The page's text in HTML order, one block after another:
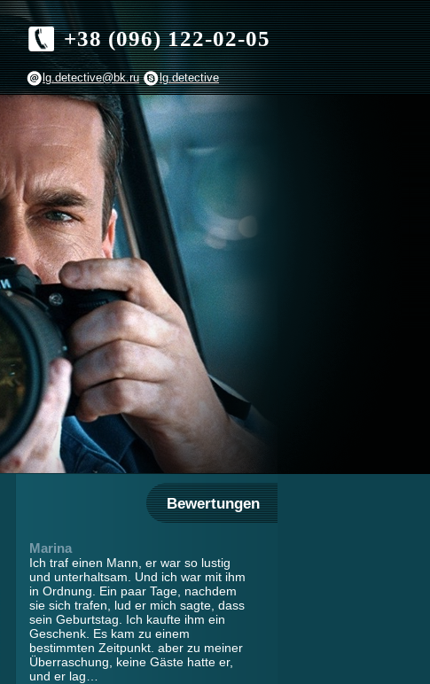
+38 (096) 122-02-05
lg.detective@bk.ru lg.detective
Bewertungen
Marina
Ich traf einen Mann, er war so lustig
und unterhaltsam. Und ich war mit ihm
in Ordnung. Ein paar Tage, nachdem
sie sich trafen, lud er mich sagte, dass
sein Geburtstag. Ich kaufte ihm ein
Geschenk. Es kam zu einem
bestimmten Zeitpunkt. aber zu meiner
Überraschung, keine Gäste hatte er,
und er lag…